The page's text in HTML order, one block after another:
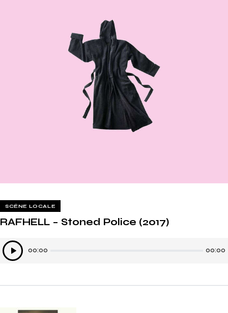
SCÈNE LOCALE
RAFHELL – Stoned Police (2017)
Lecteur
audio
00:00 00:00